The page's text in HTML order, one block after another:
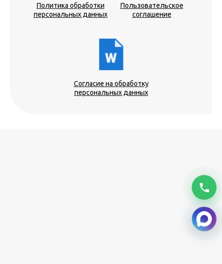
Политика обработки
персональных данных
Пользовательское
соглашение
Согласие на обработку
персональных данных